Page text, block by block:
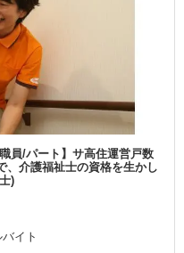
員/パート】サ高住運営戸数
、介護福祉士の資格を生かし
)
イト